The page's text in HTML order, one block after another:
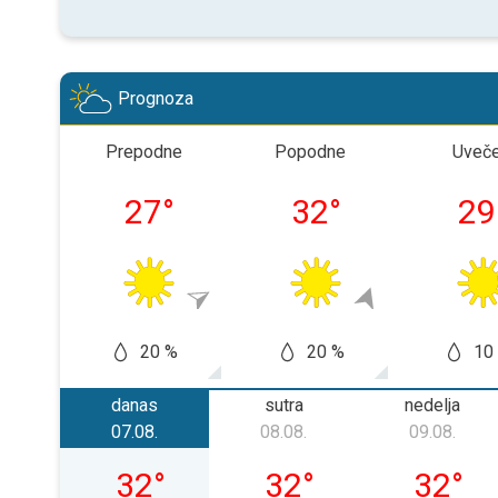
Prognoza
Prepodne
27°
20 %
Popodne
32°
20 %
29
10
danas
petak, 07. 08.
07.08.
32°
sutra
subota, 08. 08.
08.08.
32°
nedelja
nedelja,
09.08.
32°